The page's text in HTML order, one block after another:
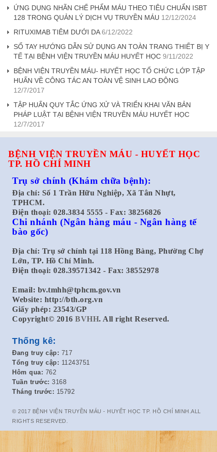
ỨNG DỤNG NHÃN CHẾ PHẨM MÁU THEO TIÊU CHUẨN ISBT
128 TRONG QUẢN LÝ DỊCH VỤ TRUYỀN MÁU 12/12/2024
RITUXIMAB TIÊM DƯỚI DA 6/12/2022
SỔ TAY HƯỚNG DẪN SỬ DỤNG AN TOÀN TRANG THIẾT BỊ Y
TẾ TẠI BỆNH VIỆN TRUYỀN MÁU HUYẾT HỌC 9/11/2022
BỆNH VIỆN TRUYỀN MÁU- HUYẾT HỌC TỔ CHỨC LỚP TẬP
HUẤN VỀ CÔNG TÁC AN TOÀN VỆ SINH LAO ĐỘNG
12/7/2017
TẬP HUẤN QUY TẮC ỨNG XỬ VÀ TRIỂN KHAI VĂN BẢN
PHÁP LUẬT TẠI BỆNH VIỆN TRUYỀN MÁU HUYẾT HỌC
12/7/2017
BỆNH VIỆN TRUYỀN MÁU - HUYẾT HỌC
TP. HỒ CHÍ MINH
Trụ sở chính (Khám chữa bệnh):
Địa chỉ: Số 1 Trần Hữu Nghiệp, Xã Tân Nhựt,
TPHCM.
Điện thoại: 028.3834 5555 - Fax: 38256826
Chi nhánh (Ngân hàng máu - Ngân hàng tế
bào gốc)
Địa chỉ: Trụ sở chính tại 118 Hồng Bàng, Phường Chợ
Lớn, TP. Hồ Chí Minh.
Điện thoại: 028.39571342 - Fax: 38552978
Email: bv.tmhh@tphcm.gov.vn
Website: http://bth.org.vn
Giấy phép: 23543/GP
Copyright© 2016 BVHH. All right Reserved.
Thống kê:
Đang truy cập: 717
Tổng truy cập: 11243751
Hôm qua: 762
Tuần trước: 3168
Tháng trước: 15792
© 2017 BỆNH VIỆN TRUYỀN MÁU - HUYẾT HỌC TP. HỒ CHÍ MINH.ALL
RIGHTS RESERVED.